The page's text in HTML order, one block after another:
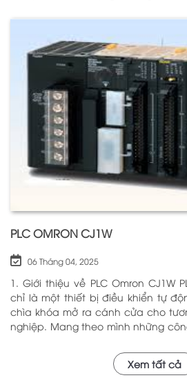
thông minh giúp điều khiển và
thiết bị khác nhau trong môi
trong hộ gia đình. Bằng cách sử
rơ le điện tử có khả năng xử lý và
nhằm nâng cao hiệu suất hoạt
các hệ thống mà nó kiểm soát. N
PLC OMRON CJ1W
06 Tháng 04, 2025
1. Giới thiệu về PLC Omron CJ1W PLC Omron CJ1W không
chỉ là một thiết bị điều khiển tự
chìa khóa mở ra cánh cửa cho
nghiệp. Mang theo mình những
mình qua nhiều năm phục vụ
nhau. Với khả năng hoạt động
Xem tất cả